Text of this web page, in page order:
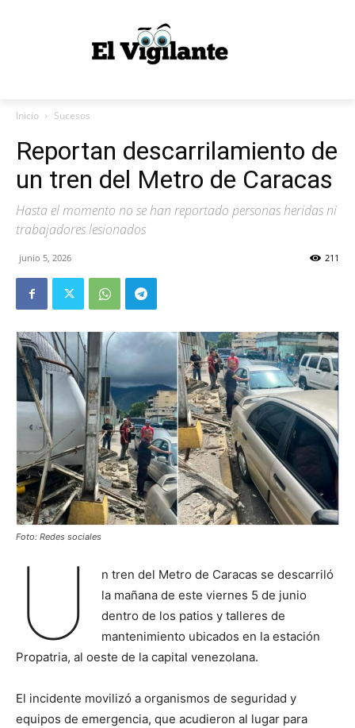
Inicio Sucesos
Reportan descarrilamiento de
un tren del Metro de Caracas
Hasta el momento no se han reportado personas heridas ni
trabajadores lesionados
junio 5, 2026 211
Foto: Redes sociales
U
n tren del Metro de Caracas se descarriló
la mañana de este viernes 5 de junio
dentro de los patios y talleres de
mantenimiento ubicados en la estación
Propatria, al oeste de la capital venezolana.
El incidente movilizó a organismos de seguridad y
equipos de emergencia, que acudieron al lugar para